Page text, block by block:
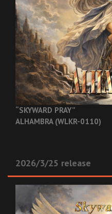
“SKYWARD PRAY”
ALHAMBRA (WLKR-0110)
2026/3/25 release